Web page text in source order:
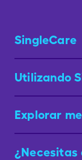
SingleCare
Utilizando
Explorar
¿Necesitas